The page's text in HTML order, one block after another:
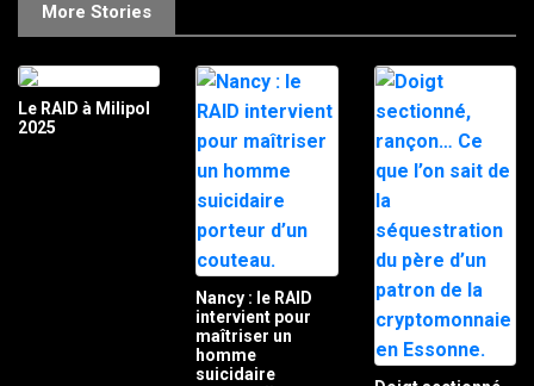
More Stories
Le RAID à Milipol
2025
Nancy : le RAID
intervient pour
maîtriser un
homme
suicidaire